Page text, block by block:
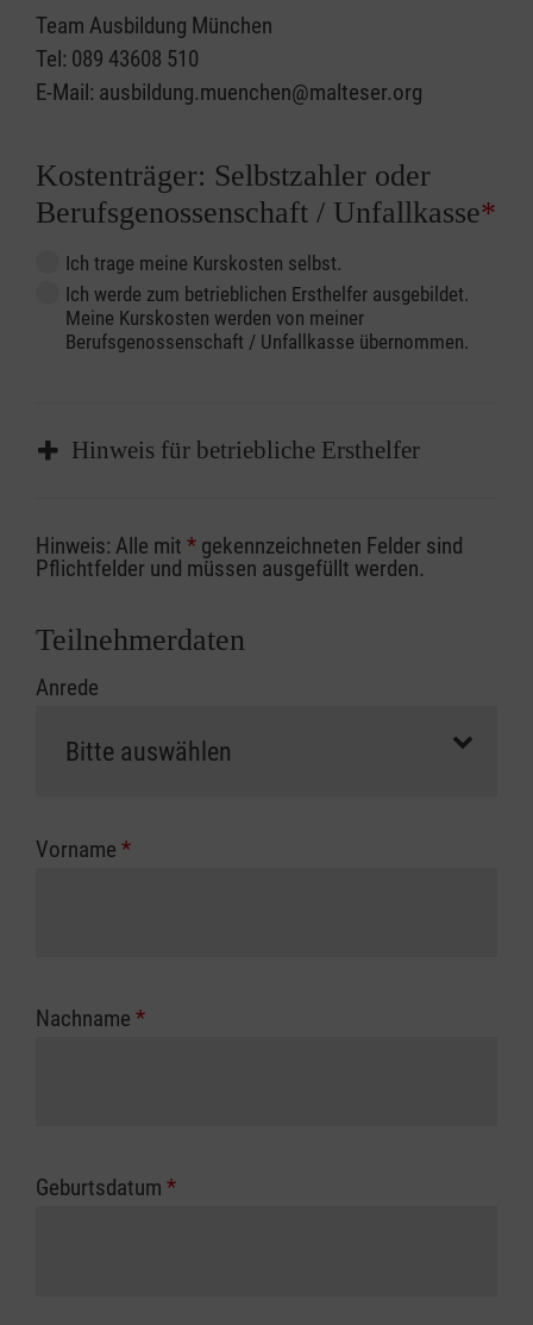
Team Ausbildung München
Tel: 089 43608 510
E-Mail: ausbildung.muenchen@malteser.org
Kostenträger: Selbstzahler oder
Berufsgenossenschaft / Unfallkasse*
Ich trage meine Kurskosten selbst.
Ich werde zum betrieblichen Ersthelfer ausgebildet.
Meine Kurskosten werden von meiner
Berufsgenossenschaft / Unfallkasse übernommen.
Hinweis für betriebliche Ersthelfer
Sofern Sie ein Kostenübernahmeverfahren
Ihrer Berufsgenossenschaft / Unfallkasse
Abrechnungsunterlagen spätestens zu
erfolgt eine Abrechnung der vollen Kursgebühr
Die notwendigen Formulare für die
zuständigen Berufsgenossenschaft oder
Hinweis: Alle mit * gekennzeichneten Felder sind
Pflichtfelder und müssen ausgefüllt werden.
Teilnehmerdaten
Anrede
Vorname *
Nachname *
Geburtsdatum *